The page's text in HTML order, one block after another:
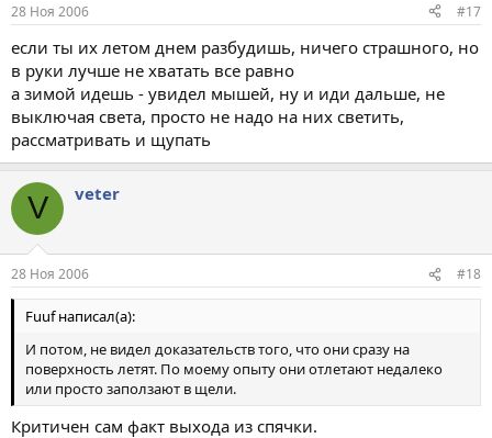
28 Ноя 2006 #17
если ты их летом днем разбудишь, ничего страшного, но
в руки лучше не хватать все равно
а зимой идешь - увидел мышей, ну и иди дальше, не
выключая света, просто не надо на них светить,
рассматривать и щупать
V veter
28 Ноя 2006 #18
Fuuf написал(а):
И потом, не видел доказательств того, что они сразу на
поверхность летят. По моему опыту они отлетают недалеко
или просто заползают в щели.
Критичен сам факт выхода из спячки.